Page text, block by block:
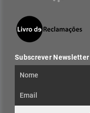
Subscrever Newsletter